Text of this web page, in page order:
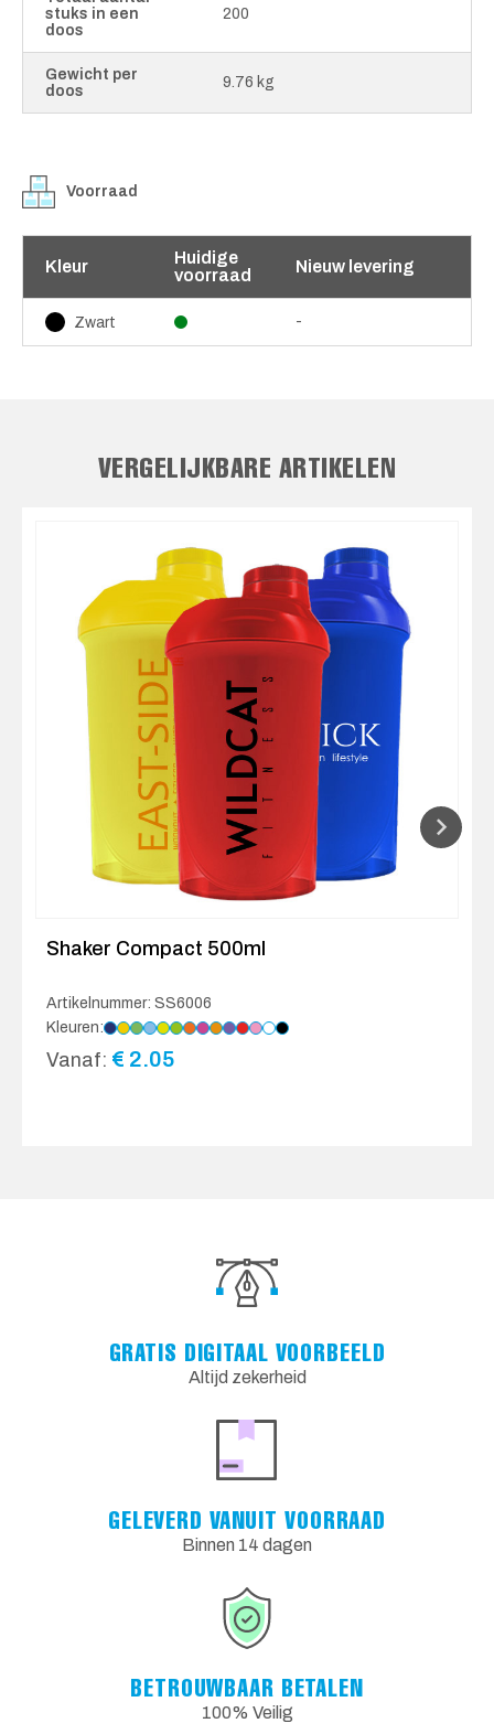
stuks in een
doos
200
Gewicht per
doos
9.76 kg
Voorraad
Kleur
Huidige
voorraad
Nieuw levering
Zwart -
VERGELIJKBARE ARTIKELEN
Shaker Compact 500ml
Artikelnummer: SS6006
Kleuren:
Vanaf: € 2.05
GRATIS DIGITAAL VOORBEELD
Altijd zekerheid
GELEVERD VANUIT VOORRAAD
Binnen 14 dagen
BETROUWBAAR BETALEN
100% Veilig